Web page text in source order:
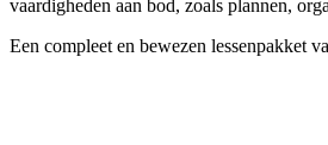
vaardigheden aan bod, zoals plannen,
Een compleet en bewezen lessenpakket